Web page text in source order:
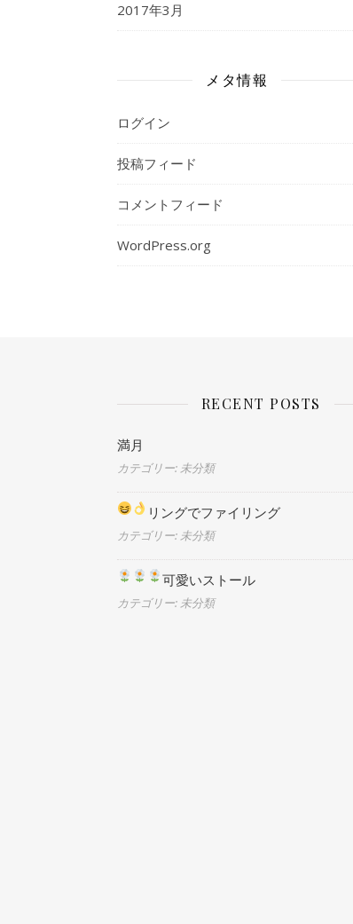
2017年3月
メタ情報
ログイン
投稿フィード
コメントフィード
WordPress.org
RECENT POSTS
満月
カテゴリー: 未分類
リングでファイリング
カテゴリー: 未分類
可愛いストール
カテゴリー: 未分類